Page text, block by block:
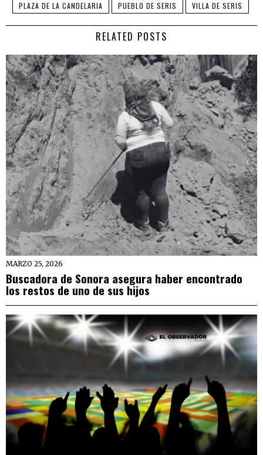
PLAZA DE LA CANDELARIA PUEBLO DE SERIS VILLA DE SERIS
RELATED POSTS
MARZO 25, 2026
Buscadora de Sonora asegura haber encontrado
los restos de uno de sus hijos